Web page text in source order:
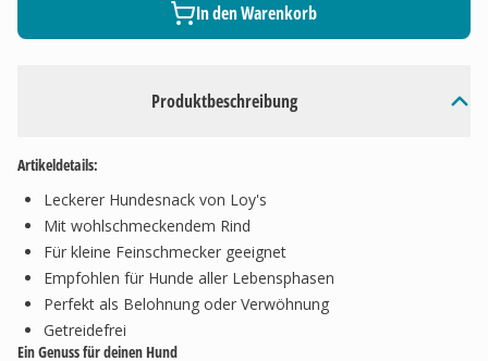
Produktbeschreibung
Artikeldetails:
Leckerer Hundesnack von Loy's
Mit wohlschmeckendem Rind
Für kleine Feinschmecker geeignet
Empfohlen für Hunde aller Lebensphasen
Perfekt als Belohnung oder Verwöhnung
Getreidefrei
Ein Genuss für deinen Hund
In den Warenkorb